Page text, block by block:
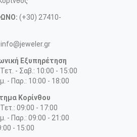
(+30) 27410-
info@jeweler.gr
Εξυπηρέτηση
- Σαβ.: 10:00 - 15:00
- Παρ.: 10:00 - 18:00
Κορίνθου
09:00 - 17:00
- Παρ.: 09:00 - 21:00
- 15:00